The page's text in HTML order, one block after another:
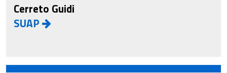
Cerreto Guidi
SUAP